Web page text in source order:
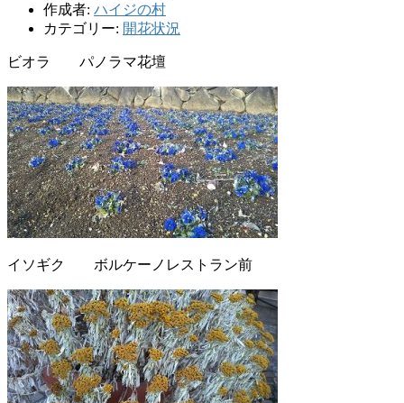
作成者: ハイジの村
カテゴリー: 開花状況
ビオラ パノラマ花壇
イソギク ボルケーノレストラン前